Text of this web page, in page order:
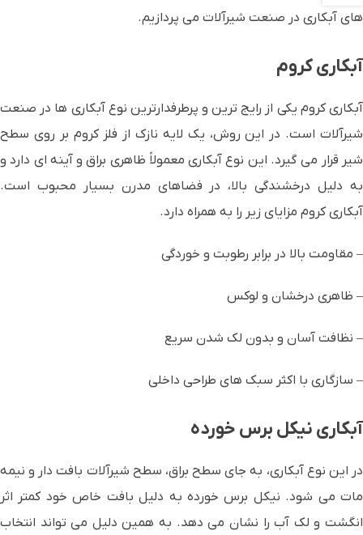
های آبکاری در صنعت شیرآلات می پردازیم.
آبکاری کروم
آبکاری کروم یکی از رایج ترین و پرطرفدارترین نوع آبکاری ها در صنعت
شیرآلات است. در این روش، یک لایه نازک از فلز کروم بر روی سطح
شیر قرار می گیرد. این نوع آبکاری معمولاً ظاهری براق و آینه ای دارد و
به دلیل درخشندگی بالا، در فضاهای مدرن بسیار محبوب است.
آبکاری کروم مزایای زیر را به همراه دارد.
– مقاومت بالا در برابر رطوبت و خوردگی
– ظاهری درخشان و لوکس
– نظافت آسان و بدون لک شدن سریع
– سازگاری با اکثر سبک های طراحی داخلی
آبکاری نیکل برس خورده
در این نوع آبکاری، به جای سطح براق، سطح شیرآلات بافت دار و نیمه
مات می شود. نیکل برس خورده به دلیل بافت خاص خود کمتر اثر
انگشت و لک آب را نشان می دهد. به همین دلیل می تواند انتخاب